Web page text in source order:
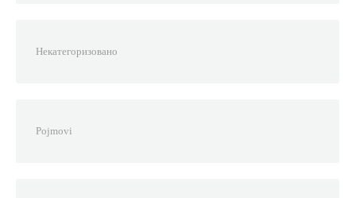
Некатегоризовано
Pojmovi